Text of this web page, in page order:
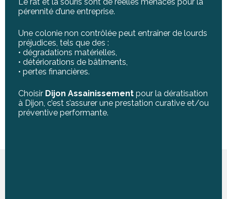
pérennité d’une entreprise.
Une colonie non contrôlée peut entraîner de lourds
préjudices, tels que des :
• dégradations matérielles,
• détériorations de bâtiments,
• pertes financières.
Choisir Dijon Assainissement pour la dératisation
à Dijon, c’est s’assurer une prestation curative et/ou
préventive performante.